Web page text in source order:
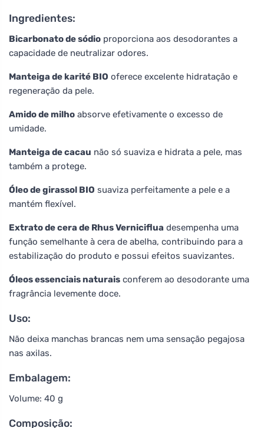
Ingredientes:
Bicarbonato de sódio proporciona aos desodorantes a
capacidade de neutralizar odores.
Manteiga de karité BIO oferece excelente hidratação e
regeneração da pele.
Amido de milho absorve efetivamente o excesso de
umidade.
Manteiga de cacau não só suaviza e hidrata a pele, mas
também a protege.
Óleo de girassol BIO suaviza perfeitamente a pele e a
mantém flexível.
Extrato de cera de Rhus Verniciflua desempenha uma
função semelhante à cera de abelha, contribuindo para a
estabilização do produto e possui efeitos suavizantes.
Óleos essenciais naturais conferem ao desodorante uma
fragrância levemente doce.
Uso:
Não deixa manchas brancas nem uma sensação pegajosa
nas axilas.
Embalagem:
Volume: 40 g
Composição: